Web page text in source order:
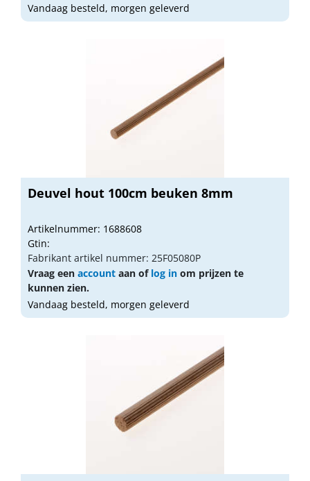
Vandaag besteld, morgen geleverd
Deuvel hout 100cm beuken 8mm
Artikelnummer: 1688608
Gtin:
Fabrikant artikel nummer: 25F05080P
Vraag een account aan of log in om prijzen te
kunnen zien.
Vandaag besteld, morgen geleverd